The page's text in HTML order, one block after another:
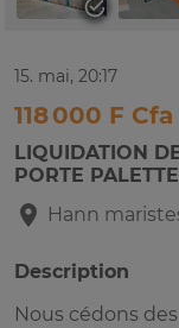
15. mai, 20:17
118 000 F Cfa
LIQUIDATION
PORTE
Hann
Description
Nous cédons